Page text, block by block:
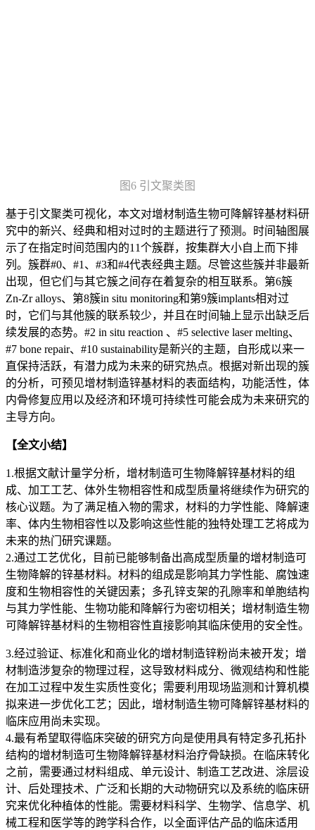
图6 引文聚类图
基于引文聚类可视化，本文对增材制造生物可降解锌基材料研
究中的新兴、经典和相对过时的主题进行了预测。时间轴图展
示了在指定时间范围内的11个簇群，按集群大小自上而下排
列。簇群#0、#1、#3和#4代表经典主题。尽管这些簇并非最新
出现，但它们与其它簇之间存在着复杂的相互联系。第6簇
Zn-Zr alloys、第8簇in situ monitoring和第9簇implants相对过
时，它们与其他簇的联系较少，并且在时间轴上显示出缺乏后
续发展的态势。#2 in situ reaction 、#5 selective laser melting、
#7 bone repair、#10 sustainability是新兴的主题，自形成以来一
直保持活跃，有潜力成为未来的研究热点。根据对新出现的簇
的分析，可预见增材制造锌基材料的表面结构，功能活性，体
内骨修复应用以及经济和环境可持续性可能会成为未来研究的
主导方向。
【全文小结】
1.根据文献计量学分析，增材制造可生物降解锌基材料的组
成、加工工艺、体外生物相容性和成型质量将继续作为研究的
核心议题。为了满足植入物的需求，材料的力学性能、降解速
率、体内生物相容性以及影响这些性能的独特处理工艺将成为
未来的热门研究课题。
2.通过工艺优化，目前已能够制备出高成型质量的增材制造可
生物降解的锌基材料。材料的组成是影响其力学性能、腐蚀速
度和生物相容性的关键因素；多孔锌支架的孔隙率和单胞结构
与其力学性能、生物功能和降解行为密切相关；增材制造生物
可降解锌基材料的生物相容性直接影响其临床使用的安全性。
3.经过验证、标准化和商业化的增材制造锌粉尚未被开发；增
材制造涉复杂的物理过程，这导致材料成分、微观结构和性能
在加工过程中发生实质性变化；需要利用现场监测和计算机模
拟来进一步优化工艺；因此，增材制造生物可降解锌基材料的
临床应用尚未实现。
4.最有希望取得临床突破的研究方向是使用具有特定多孔拓扑
结构的增材制造可生物降解锌基材料治疗骨缺损。在临床转化
之前，需要通过材料组成、单元设计、制造工艺改进、涂层设
计、后处理技术、广泛和长期的大动物研究以及系统的临床研
究来优化种植体的性能。需要材料科学、生物学、信息学、机
械工程和医学等的跨学科合作，以全面评估产品的临床适用